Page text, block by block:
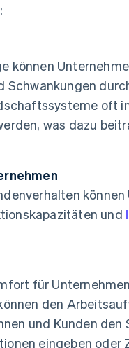
können
Schwankungen
oft
was dazu
und
für
den
und Kunden
eingeben oder